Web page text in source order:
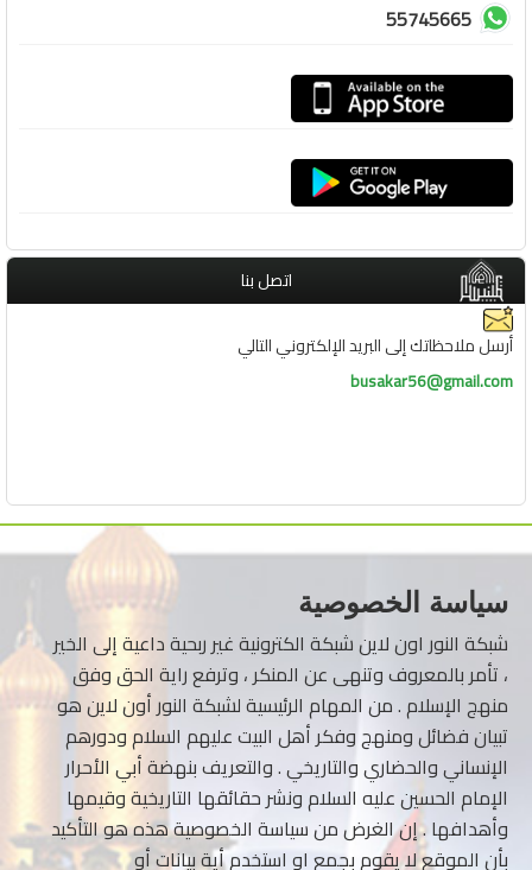
55745665
اتصل بنا
أرسل ملاحظاتك إلى البريد الإلكتروني التالي
busakar56@gmail.com
سياسة الخصوصية
شبكة النور اون لاين شبكة الكترونية غير ربحية داعية إلى الخير
، تأمر بالمعروف وتنهى عن المنكر ، وترفع راية الحق وفق
منهج الإسلام . من المهام الرئيسية لشبكة النور أون لاين هو
تبيان فضائل ومنهج وفكر أهل البيت عليهم السلام ودورهم
الإنساني والحضاري والتاريخي . والتعريف بنهضة أبي الأحرار
الإمام الحسين عليه السلام ونشر حقائقها التاريخية وقيمها
وأهدافها . إن الغرض من سياسة الخصوصية هذه هو التأكيد
بأن الموقع لا يقوم بجمع او استخدم أية بيانات أو